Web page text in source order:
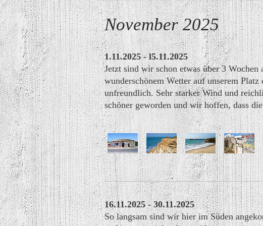
November 2025
1.11.2025 - l5.11.2025
Jetzt sind wir schon etwas über 3
wunderschönem Wetter auf unserem
unfreundlich. Sehr starker Wind und
schöner geworden und wir hoffen, dass
16.11.2025 - 30.11.2025
So langsam sind wir hier im Süden